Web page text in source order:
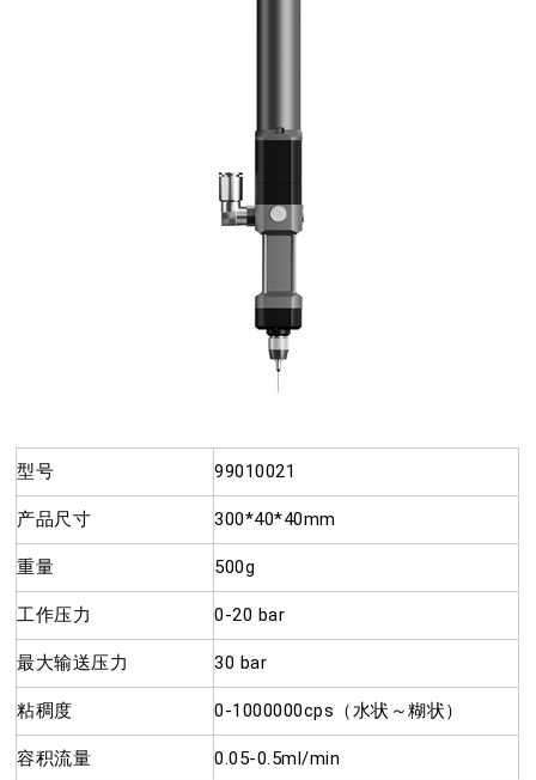
型号 99010021
产品尺寸 300*40*40mm
重量 500g
工作压力 0-20 bar
最大输送压力 30 bar
粘稠度 0-1000000cps（水状～糊状）
容积流量 0.05-0.5ml/min